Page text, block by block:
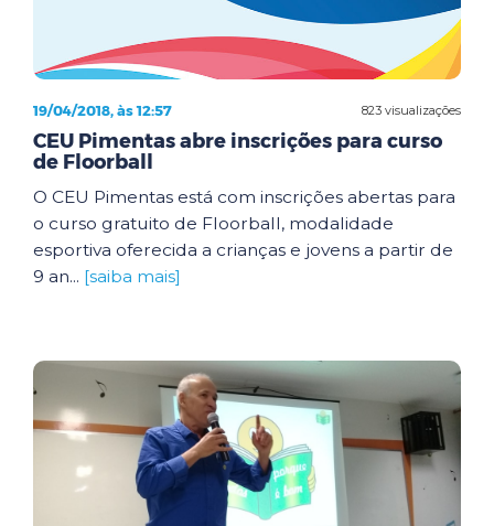
823 visualizações
19/04/2018, às 12:57
CEU Pimentas abre inscrições para curso
de Floorball
O CEU Pimentas está com inscrições abertas para
o curso gratuito de Floorball, modalidade
esportiva oferecida a crianças e jovens a partir de
9 an... [saiba mais]